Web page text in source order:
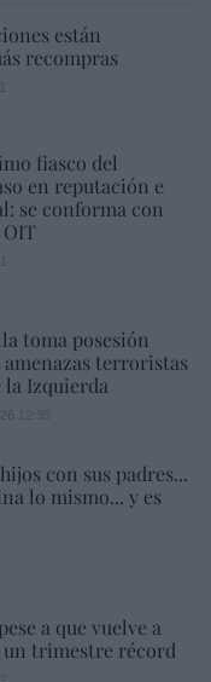
están
recompras
fiasco del
en reputación e
se conforma con
toma posesión
terroristas
la Izquierda
con sus padres...
lo mismo... y es
a que vuelve a
un trimestre récord